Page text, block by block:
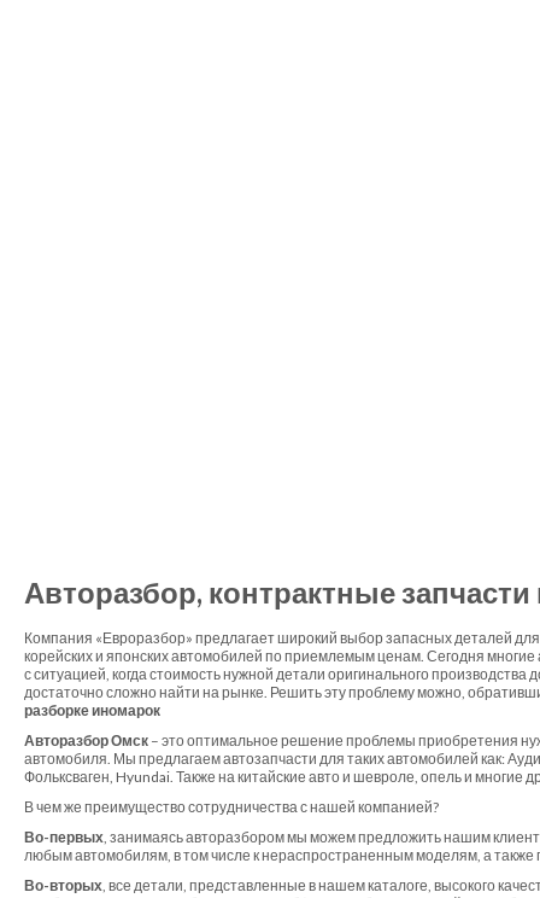
Авторазбор, контрактные
Компания «Евроразбор» предлагает широкий выбор запасных деталей
корейских и японских автомобилей по приемлемым ценам. Сегодня
с ситуацией, когда стоимость нужной детали оригинального производства
достаточно сложно найти на рынке. Решить эту проблему можно,
разборке иномарок
Авторазбор Омск – это оптимальное решение проблемы приобретения
автомобиля. Мы предлагаем автозапчасти для таких автомобилей как:
Фольксваген, Hyundai. Также на китайские авто и шевроле, опель и многие
В чем же преимущество сотрудничества с нашей компанией?
Во-первых, занимаясь авторазбором мы можем предложить нашим
любым автомобилям, в том числе к нераспространенным моделям, а также
Во-вторых, все детали, представленные в нашем каталоге, высокого